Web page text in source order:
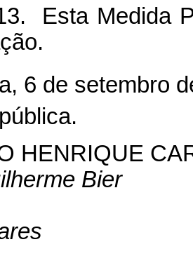
Medida
de setembro
HENRIQUE
Bier